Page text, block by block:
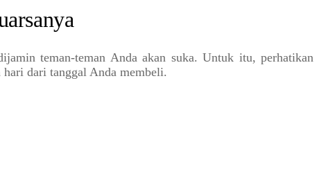
teman-teman Anda akan suka. Untuk itu, perhatikan
hari dari tanggal Anda membeli.